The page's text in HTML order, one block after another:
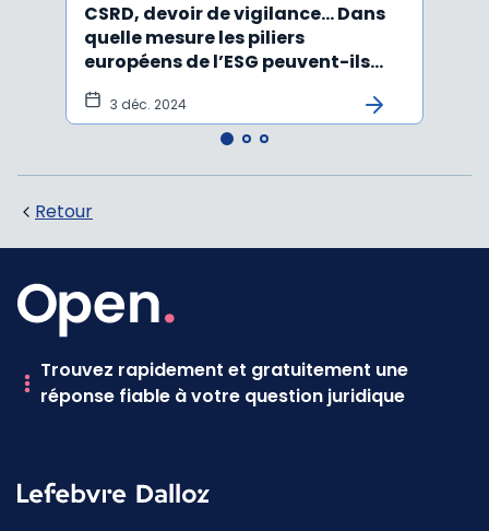
CSRD, devoir de vigilance… Dans
quelle mesure les piliers
européens de l’ESG peuvent-ils
être rabotés ?
3 déc. 2024
Retour
Trouvez rapidement et gratuitement une
réponse fiable à votre question juridique